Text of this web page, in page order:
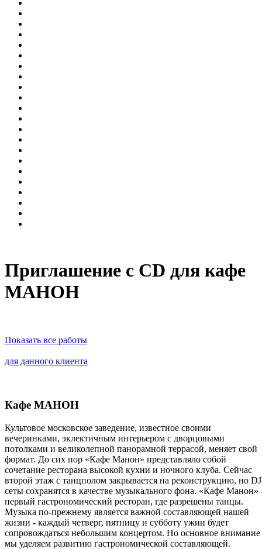
Приглашение с CD для кафе
МАНОН
Показать все работы
для данного клиента
Кафе МАНОН
Культовое московское заведение, известное своими
вечеринками, эклектичным интерьером с дворцовыми
потолками и великолепной панорамной террасой, меняет свой
формат. До сих пор «Кафе Манон» представляло собой
сочетание ресторана высокой кухни и ночного клуба. Сейчас
второй этаж с танцполом закрывается на реконструкцию, но
сеты сохранятся в качестве музыкального фона. «Кафе Манон»
первый гастрономический ресторан, где разрешены танцы.
Музыка по-прежнему является важной составляющей нашей
жизни - каждый четверг, пятницу и субботу ужин будет
сопровождаться небольшим концертом. Но основное внимание
мы уделяем развитию гастрономической составляющей.